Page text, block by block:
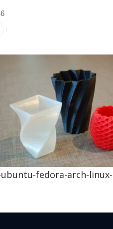
fedora-arch-